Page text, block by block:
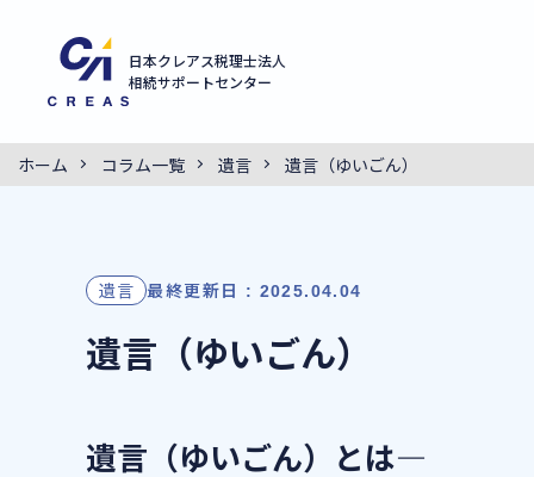
日本クレアス税理士法人
相続サポートセンター
ホーム コラム一覧 遺言 遺言（ゆいごん）
遺言 最終更新日 : 2025.04.04
遺言（ゆいごん）
遺言（ゆいごん）とは―